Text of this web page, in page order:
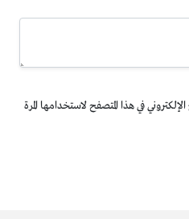
في هذا المتصفح لاستخدامها المرة